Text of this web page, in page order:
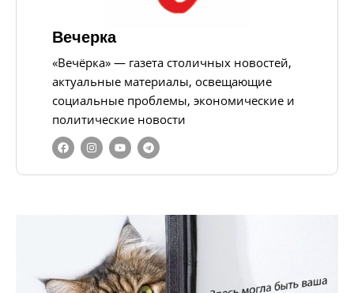
Вечерка
«Вечёрка» — газета столичных новостей,
актуальные материалы, освещающие
социальные проблемы, экономические и
политические новости